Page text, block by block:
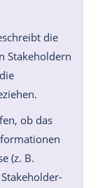
die
Stakeholdern
ob das
(z. B.